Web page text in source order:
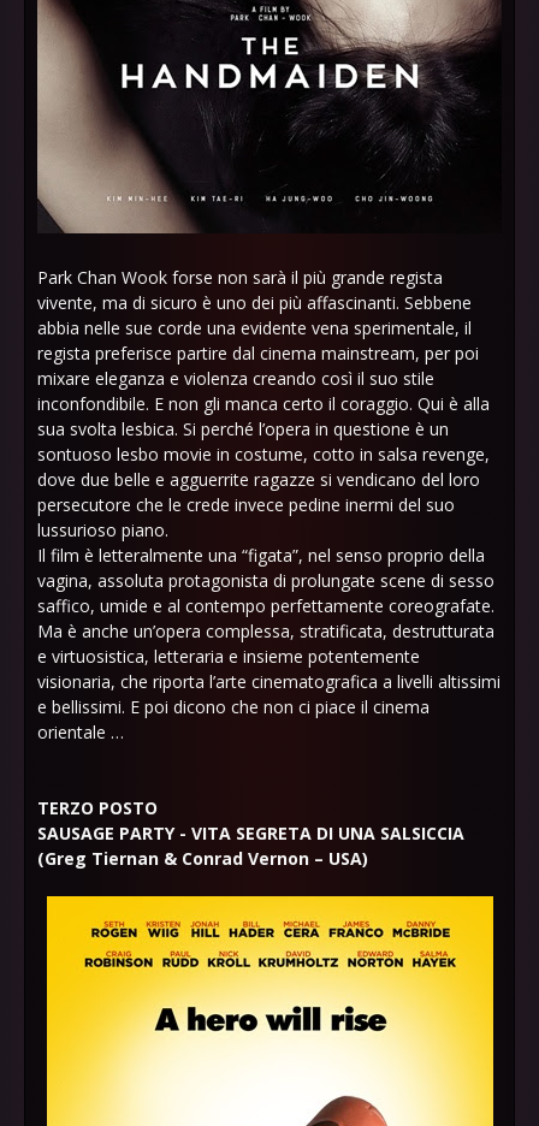
Park Chan Wook forse non sarà il più grande regista
vivente, ma di sicuro è uno dei più affascinanti. Sebbene
abbia nelle sue corde una evidente vena sperimentale, il
regista preferisce partire dal cinema mainstream, per poi
mixare eleganza e violenza creando così il suo stile
inconfondibile. E non gli manca certo il coraggio. Qui è alla
sua svolta lesbica. Si perché l’opera in questione è un
sontuoso lesbo movie in costume, cotto in salsa revenge,
dove due belle e agguerrite ragazze si vendicano del loro
persecutore che le crede invece pedine inermi del suo
lussurioso piano.
Il film è letteralmente una “figata”, nel senso proprio della
vagina, assoluta protagonista di prolungate scene di sesso
saffico, umide e al contempo perfettamente coreografate.
Ma è anche un’opera complessa, stratificata, destrutturata
e virtuosistica, letteraria e insieme potentemente
visionaria, che riporta l’arte cinematografica a livelli altissimi
e bellissimi. E poi dicono che non ci piace il cinema
orientale …
TERZO POSTO
SAUSAGE PARTY - VITA SEGRETA DI UNA SALSICCIA
(Greg Tiernan & Conrad Vernon – USA)